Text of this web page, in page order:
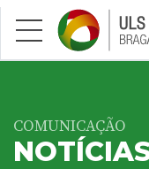
Saltar para conteúdo
COMUNICAÇÃO